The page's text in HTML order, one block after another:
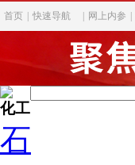
首页 快速导航 网上内参
化工
石